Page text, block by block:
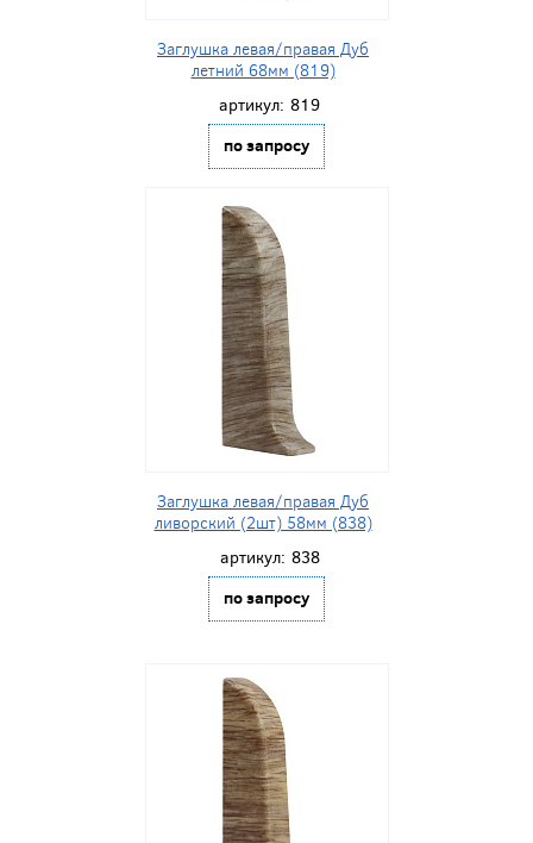
Заглушка левая/правая Дуб
летний 68мм (819)
артикул: 819
по запросу
Заглушка левая/правая Дуб
ливорский (2шт) 58мм (838)
артикул: 838
по запросу